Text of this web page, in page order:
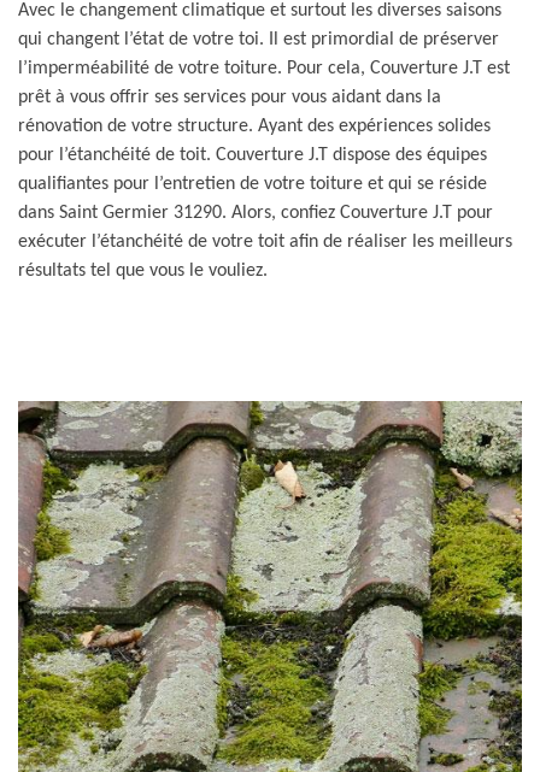
Avec le changement climatique et surtout les diverses saisons
qui changent l’état de votre toi. Il est primordial de préserver
l’imperméabilité de votre toiture. Pour cela, Couverture J.T est
prêt à vous offrir ses services pour vous aidant dans la
rénovation de votre structure. Ayant des expériences solides
pour l’étanchéité de toit. Couverture J.T dispose des équipes
qualifiantes pour l’entretien de votre toiture et qui se réside
dans Saint Germier 31290. Alors, confiez Couverture J.T pour
exécuter l’étanchéité de votre toit afin de réaliser les meilleurs
résultats tel que vous le vouliez.